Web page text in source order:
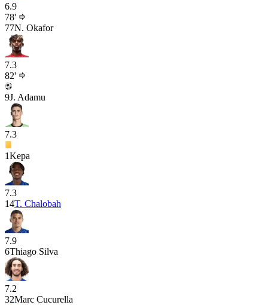
6.9
78'
77N. Okafor
7.3
82'
9J. Adamu
7.3
1Kepa
7.3
14T. Chalobah
7.9
6Thiago Silva
7.2
32Marc Cucurella